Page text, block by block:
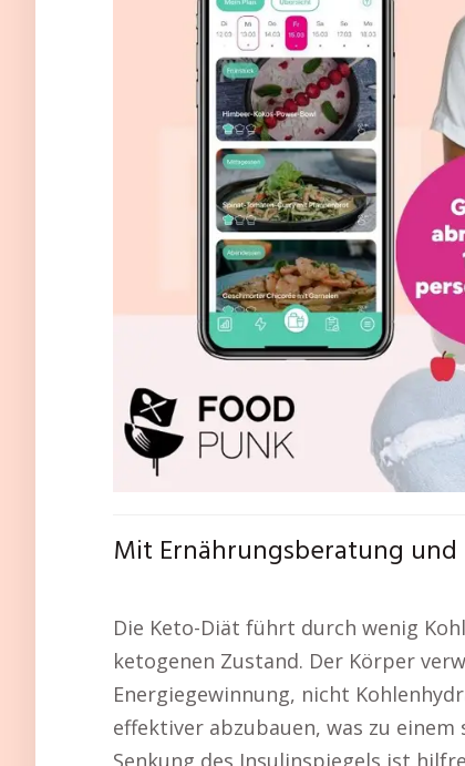
Mit Ernährungsberatung
Die Keto-Diät führt durch wenig
ketogenen Zustand. Der Körper
Energiegewinnung, nicht
effektiver abzubauen, was zu
Senkung des Insulinspiegels ist